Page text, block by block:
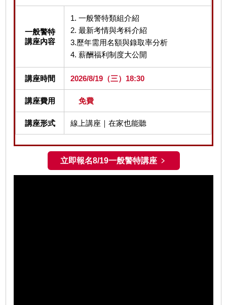
一般警特
講座內容
1. 一般警特類組介紹
2. 最新考情與考科介紹
3.歷年需用名額與錄取率分析
4. 薪酬福利制度大公開
講座時間 2026/8/19（三）18:30
講座費用 免費
講座形式 線上講座｜在家也能聽
立即報名8/19一般警特講座 ﹥